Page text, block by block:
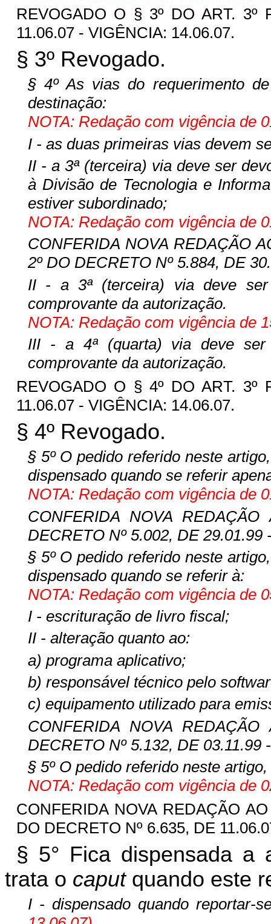
REVOGADO O § 3º DO ART. 3º
11.06.07 - VIGÊNCIA: 14.06.07.
§ 3º Revogado.
§ 4º As vias do requerimento
destinação:
NOTA: Redação com vigência de
I - as duas primeiras vias devem
II - a 3ª (terceira) via deve ser
à Divisão de Tecnologia e
estiver subordinado;
NOTA: Redação com vigência de
CONFERIDA NOVA REDAÇÃO
2º DO DECRETO Nº 5.884, DE
II - a 3ª (terceira) via deve ser
comprovante da autorização.
NOTA: Redação com vigência de
III - a 4ª (quarta) via deve ser
comprovante da autorização.
REVOGADO O § 4º DO ART. 3º
11.06.07 - VIGÊNCIA: 14.06.07.
§ 4º Revogado.
§ 5º O pedido referido neste
dispensado quando se referir
NOTA: Redação com vigência de
CONFERIDA NOVA
DECRETO Nº 5.002, DE 29.01.99
§ 5º O pedido referido neste
dispensado quando se referir à:
NOTA: Redação com vigência de
I - escrituração de livro fiscal;
II - alteração quanto ao:
a) programa aplicativo;
b) responsável técnico pelo
c) equipamento utilizado para
CONFERIDA NOVA
DECRETO Nº 5.132, DE 03.11.99
§ 5º O pedido referido neste
NOTA: Redação com vigência de
CONFERIDA NOVA REDAÇÃO
DO DECRETO Nº 6.635, DE
§ 5° Fica dispensada a
trata o caputquando este
I - dispensado quando reportar-